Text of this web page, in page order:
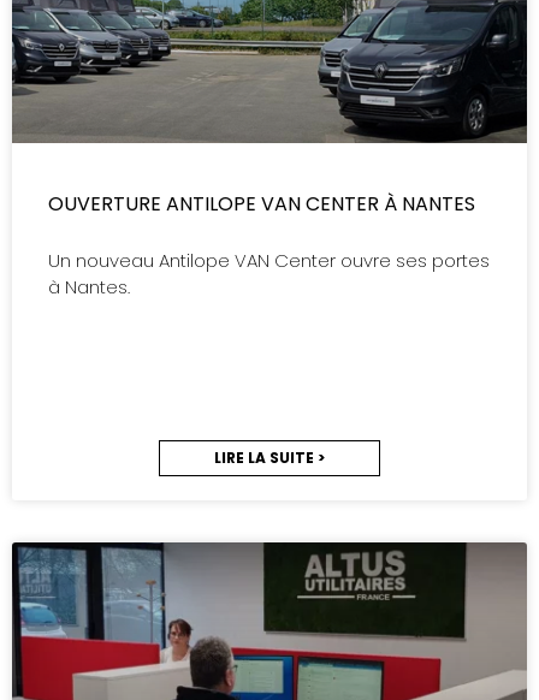
OUVERTURE ANTILOPE VAN CENTER À NANTES
Un nouveau Antilope VAN Center ouvre ses portes
à Nantes.
LIRE LA SUITE >